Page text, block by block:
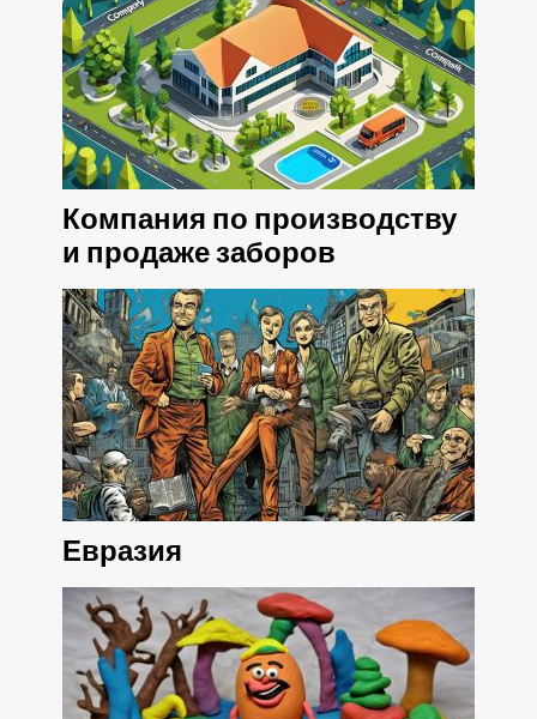
Компания по производству
и продаже заборов
Евразия